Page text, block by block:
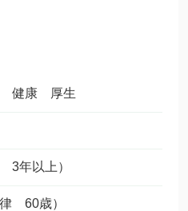
健康 厚生
3年以上）
60歳）